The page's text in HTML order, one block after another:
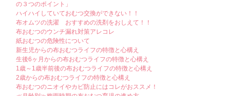
の３つのポイント」
ハイハイしていておむつ交換ができない！！
布オムツの洗濯 おすすめの洗剤をおしえて！！
布おむつのウンチ漏れ対策アレコレ
紙おむつの危険性について
新生児からの布おむつライフの特徴と心構え
生後6ヶ月からの布おむつライフの特徴と心構え
1歳～1歳半前後の布おむつライフの特徴と心構え
2歳からの布おむつライフの特徴と心構え
布おむつのニオイやカビ防止にはコレがおススメ！